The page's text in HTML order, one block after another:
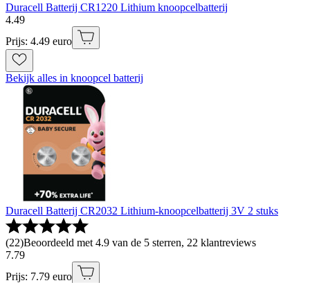
Duracell Batterij CR1220 Lithium knoopcelbatterij
4.49
Prijs: 4.49 euro
Bekijk alles in knoopcel batterij
Duracell Batterij CR2032 Lithium-knoopcelbatterij 3V 2 stuks
(22)Beoordeeld met 4.9 van de 5 sterren, 22 klantreviews
7.79
Prijs: 7.79 euro